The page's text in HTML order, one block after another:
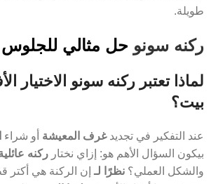
طويلة.
ركنه سونو حل مثالي للجلوس
لماذا تعتبر ركنه سونو الاختيار
بيت؟
عند التفكير في تجديدغرف المعيشة أو شراء
بيكون السؤال الأهم هو: إزاي نختار ركنه
والشكل العملي؟ نظرًا لـ إن الركنة هي أكتر